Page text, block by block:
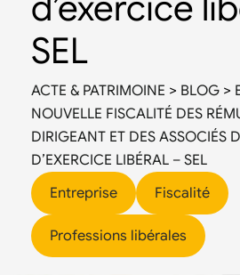
SEL
ACTE & PATRIMOINE > BLOG >
NOUVELLE FISCALITÉ DES
DIRIGEANT ET DES ASSOCIÉS
D’EXERCICE LIBÉRAL – SEL
Entreprise
Fiscalité
Professions libérales